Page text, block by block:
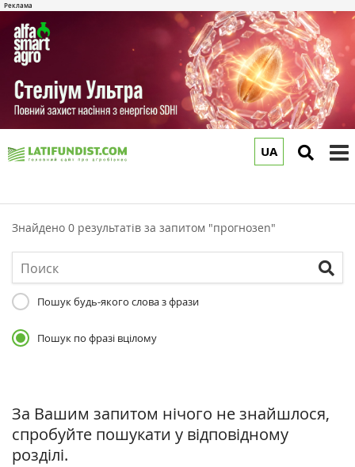
UA
Знайдено 0 результатів за запитом "прогнозen"
Пошук будь-якого слова з фрази
Пошук по фразі вцілому
За Вашим запитом нічого не знайшлося,
спробуйте пошукати у відповідному
розділі.